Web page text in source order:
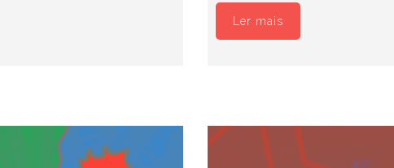
Ler mais